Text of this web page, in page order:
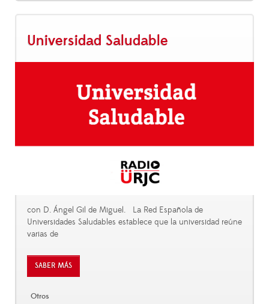
Universidad Saludable
con D. Ángel Gil de Miguel. La Red Española de
Universidades Saludables establece que la universidad reúne
varias de
SABER MÁS
Otros